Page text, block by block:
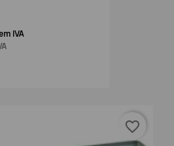
IVA
favorite_border